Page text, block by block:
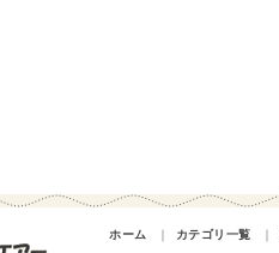
ホーム ｜ カテゴリ一覧 ｜